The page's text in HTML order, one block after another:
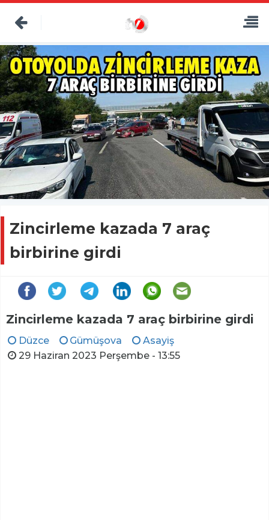
Zincirleme kazada 7 araç
birbirine girdi
Zincirleme kazada 7 araç birbirine girdi
Düzce Gümüşova
Asayiş
29 Haziran 2023 Perşembe - 13:55